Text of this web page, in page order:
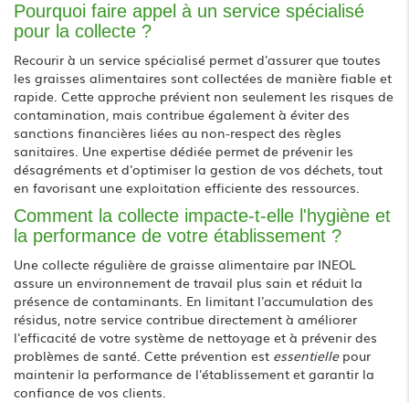
Pourquoi faire appel à un service spécialisé
pour la collecte ?
Recourir à un service spécialisé permet d'assurer que toutes
les graisses alimentaires sont collectées de manière fiable et
rapide. Cette approche prévient non seulement les risques de
contamination, mais contribue également à éviter des
sanctions financières liées au non-respect des règles
sanitaires. Une expertise dédiée permet de prévenir les
désagréments et d'optimiser la gestion de vos déchets, tout
en favorisant une exploitation efficiente des ressources.
Comment la collecte impacte-t-elle l'hygiène et
la performance de votre établissement ?
Une collecte régulière de graisse alimentaire par INEOL
assure un environnement de travail plus sain et réduit la
présence de contaminants. En limitant l'accumulation des
résidus, notre service contribue directement à améliorer
l'efficacité de votre système de nettoyage et à prévenir des
problèmes de santé. Cette prévention est essentiellepour
maintenir la performance de l'établissement et garantir la
confiance de vos clients.